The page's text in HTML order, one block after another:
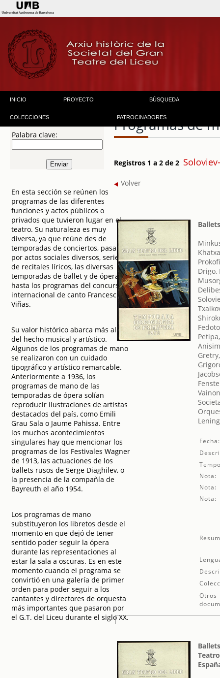
INICIO PROYECTO BÚSQUEDA
COLECCIONES PATROCINADORES
Palabra clave:
En esta sección se reúnen los
programas de las diferentes
funciones y actos públicos o
privados que tuvieron lugar en el
teatro. Su naturaleza es muy
diversa, ya que reúne des de
temporadas de conciertos, pasando
por actos sociales diversos, series
de recitales líricos, las diversas
temporadas de ballet y de ópera,
hasta los programas del concurso
internacional de canto Francesc
Viñas.
Su valor histórico abarca más allá
del hecho musical y artístico.
Algunos de los programas de mano
se realizaron con un cuidado
tipográfico y artístico remarcable.
Anteriormente a 1936, los
programas de mano de las
temporadas de ópera solían
reproducir ilustraciones de artistas
destacados del país, como Emili
Grau Sala o Jaume Pahissa. Entre
los muchos acontecimientos
singulares hay que mencionar los
programas de los Festivales Wagner
de 1913, las actuaciones de los
ballets rusos de Serge Diaghilev, o
la presencia de la compañía de
Bayreuth el año 1954.
Los programas de mano
substituyeron los libretos desde el
momento en que dejó de tener
sentido poder seguir la ópera
durante las representaciones al
estar la sala a oscuras. Es en este
momento cuando el programa se
convirtió en una galería de primer
orden para poder seguir a los
cantantes y directores de orquesta
más importantes que pasaron por
el G.T. del Liceu durante el siglo XX.
Programas de
Registros 1 a 2 de 2
Volver
Drigo,
Fecha:
Nota:
Nota:
Nota:
Otros